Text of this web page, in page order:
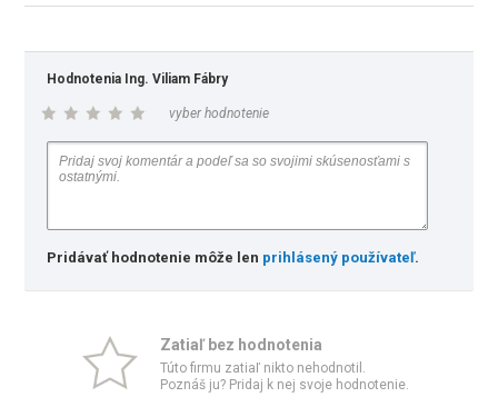
Hodnotenia Ing. Viliam Fábry
vyber hodnotenie
Pridávať hodnotenie môže len prihlásený používateľ.
Zatiaľ bez hodnotenia
Túto firmu zatiaľ nikto nehodnotil.
Poznáš ju? Pridaj k nej svoje hodnotenie.